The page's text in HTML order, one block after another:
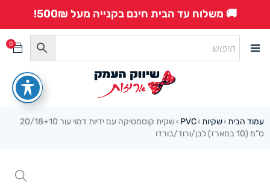
🚚 משלוח עד הבית חינם בקנייה מעל 500₪!
0
עמוד הבית ›שקיות ›
PVC
›
שקית קוסמטיקה עם ידיות דמוי עור 20/18+10
ס”מ (10 במארז) לבן/ורוד/בורדו